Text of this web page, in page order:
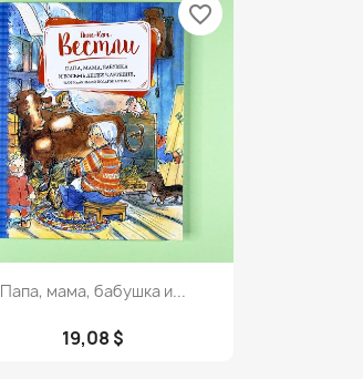
Просмотр
Папа, мама, бабушка и...
19,08 $
favorite_border